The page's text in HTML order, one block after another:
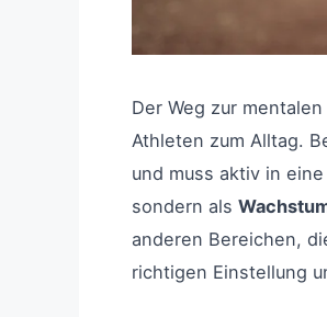
Der Weg zur
Athleten zum Alltag.
und muss aktiv in
sondern als
anderen Bereichen,
richtigen Einstellung